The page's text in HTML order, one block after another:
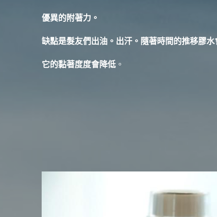
優異的附著力。
缺點是髮友們出油。出汗。隨著時間的推移膠
它的黏著度度會降低。